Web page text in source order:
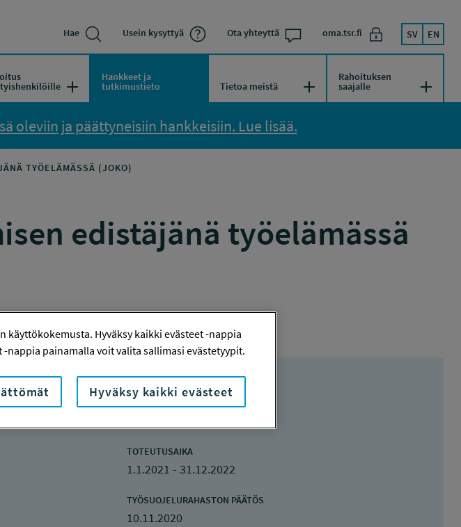
Hae Usein kysyttyä Ota yhteyttä oma.tsr.fi SV EN
valikko Avaa/Sulje valikko
Hankkeet ja
tutkimustieto Tietoa meistä Avaa/Sulje valikko
Rahoituksen
saajalle Avaa/
oleviin ja päättyneisiin hankkeisiin. Lue lisää.
TYÖELÄMÄSSÄ (JOKO)
edistäjänä työelämässä
TOTEUTUSAIKA
1.1.2021 - 31.12.2022
TYÖSUOJELURAHASTON PÄÄTÖS
10.11.2020
käyttökokemusta. Hyväksy kaikki evästeet -nappia
nappia painamalla voit valita sallimasi evästetyypit.
Hyväksy kaikki evästeet